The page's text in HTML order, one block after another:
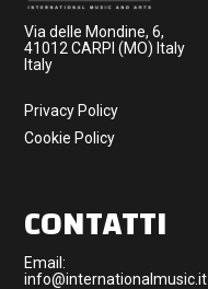
Via delle Mondine, 6,
41012 CARPI (MO) Italy
Italy
Privacy Policy
Cookie Policy
CONTATTI
Email:
info@internationalmusic.it